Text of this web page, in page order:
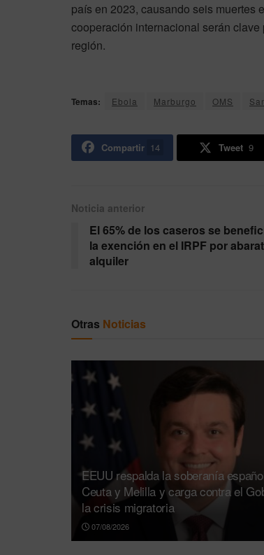
país en 2023, causando seis muertes
cooperación internacional serán clave
región.
Temas: Ebola Marburgo OMS
Compartir 14 Tweet 9
Noticia anterior
El 65% de los caseros se
la exención en el IRPF por
alquiler
Otras Noticias
EEUU respalda la soberanía
Ceuta y Melilla y carga contra el
la crisis migratoria
07/08/2026